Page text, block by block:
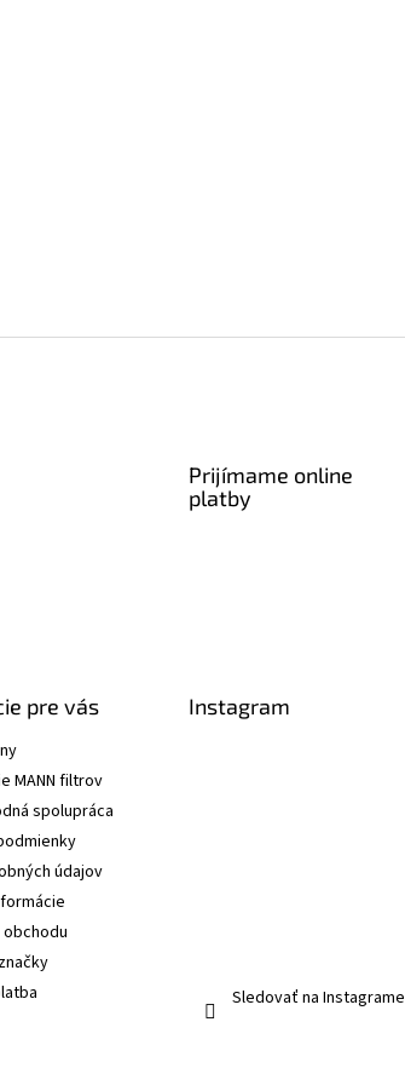
Prijímame online
platby
pre vás
MANN filtrov
spolupráca
údajov
Instagram
Sledovať na Instagrame